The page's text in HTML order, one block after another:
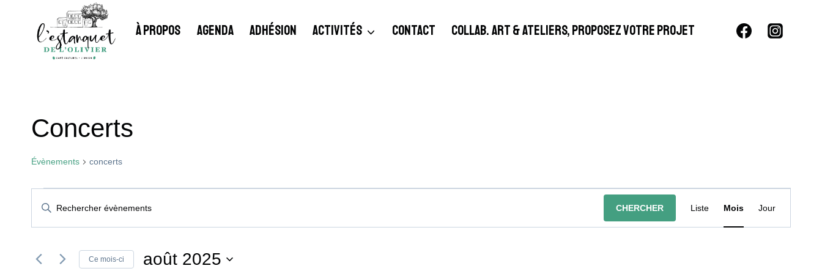
À PROPOS AGENDA ADHÉSION ACTIVITÉS CONTACT COLLAB. ART & ATELIERS, PROPOSEZ VOTRE PROJET
Concerts
Évènements concerts
Évènements
Recherche
Saisir
Rechercher
Évènements
CHERCHER
Navigation
Liste Mois Jour
Ce mois-ci août 2025